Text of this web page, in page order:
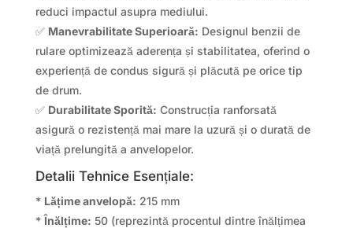
reduci impactul asupra mediului.
✅ Manevrabilitate Superioară: Designul benzii de
rulare optimizează aderența și stabilitatea, oferind o
experiență de condus sigură și plăcută pe orice tip
de drum.
✅ Durabilitate Sporită: Construcția ranforsată
asigură o rezistență mai mare la uzură și o durată de
viață prelungită a anvelopelor.
Detalii Tehnice Esențiale:
* Lățime anvelopă: 215 mm
*Înălțime: 50 (reprezintă procentul dintre înălțimea